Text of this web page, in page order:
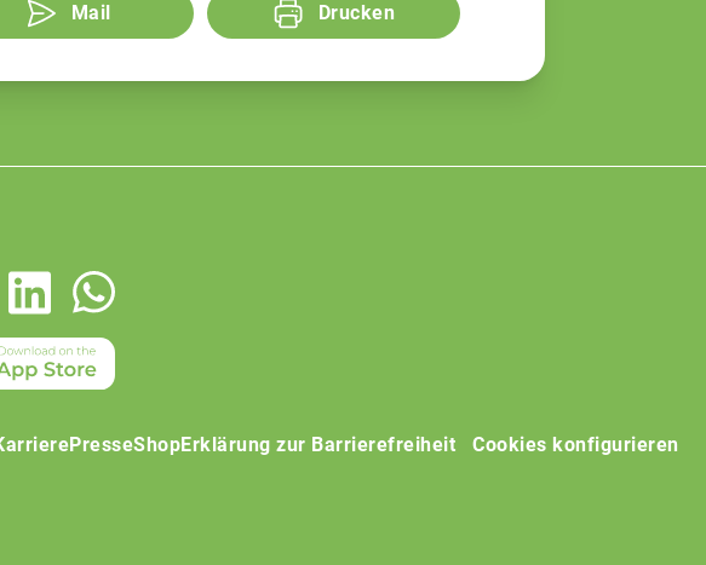
Mail Drucken
PresseShopErklärung zur Barrierefreiheit Cookies konfigurieren